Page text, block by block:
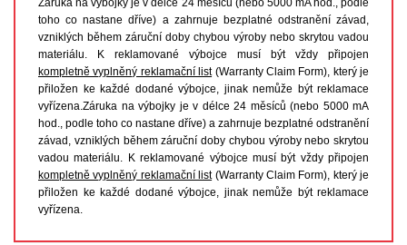
TAVENÍ
LISOVÁNÍ
STANDARDNÍ ROZTOKY A RM
UV-VIS FLUO
DETEKTORY HPLC
VÝBOJKY PRO UV/VIS
Záruka na výbojky je v délce 24 měsíců (nebo 5000 mA hod., podle
toho co nastane dříve) a zahrnuje bezplatné odstranění závad,
vzniklých během záruční doby chybou výroby nebo skrytou vadou
materiálu. K reklamované výbojce musí být vždy připojen
kompletně vyplněný reklamační list(Warranty Claim Form), který je
přiložen ke každé dodané výbojce, jinak nemůže být reklamace
vyřízena.Záruka na výbojky je v délce 24 měsíců (nebo 5000 mA
hod., podle toho co nastane dříve) a zahrnuje bezplatné odstranění
závad, vzniklých během záruční doby chybou výroby nebo skrytou
vadou materiálu. K reklamované výbojce musí být vždy připojen
kompletně vyplněný reklamační list(Warranty Claim Form), který je
přiložen ke každé dodané výbojce, jinak nemůže být reklamace
vyřízena.